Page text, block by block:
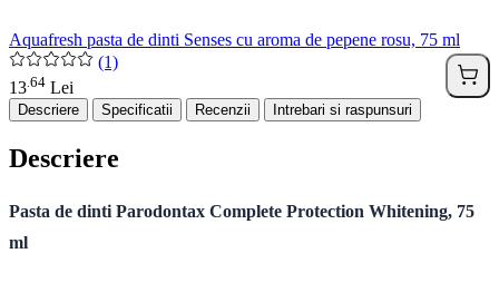
Aquafresh pasta de dinti Senses cu aroma de pepene rosu, 75 ml
(1)
13 64 Lei
Descriere Specificatii Recenzii Intrebari si raspunsuri
Descriere
Pasta de dinti Parodontax Complete Protection Whitening, 75
ml